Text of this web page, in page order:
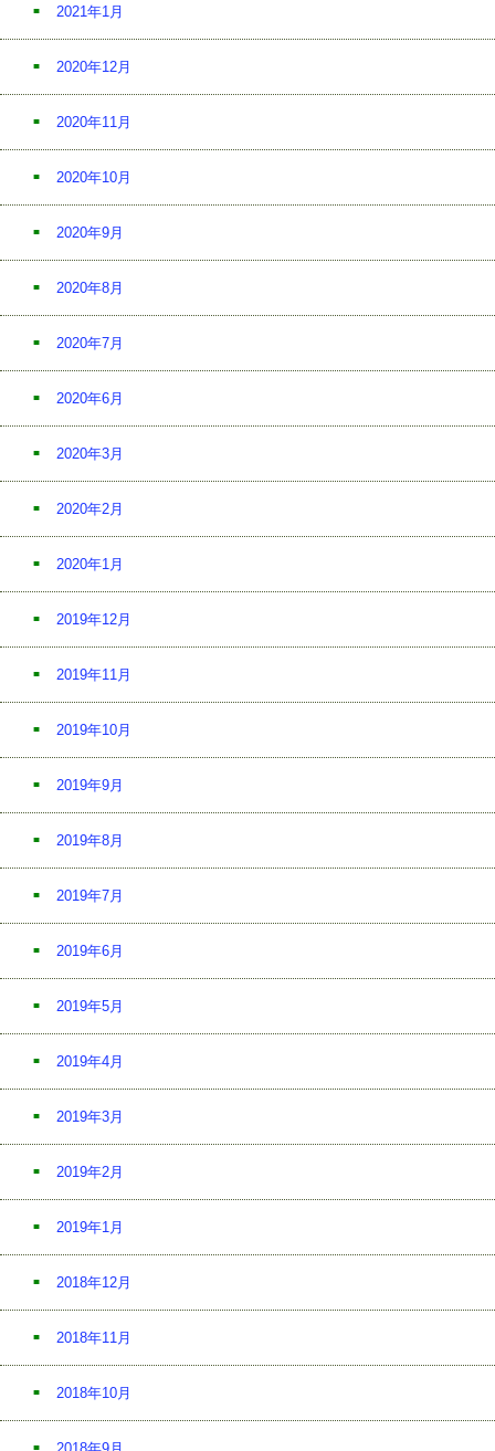
2021年1月
2020年12月
2020年11月
2020年10月
2020年9月
2020年8月
2020年7月
2020年6月
2020年3月
2020年2月
2020年1月
2019年12月
2019年11月
2019年10月
2019年9月
2019年8月
2019年7月
2019年6月
2019年5月
2019年4月
2019年3月
2019年2月
2019年1月
2018年12月
2018年11月
2018年10月